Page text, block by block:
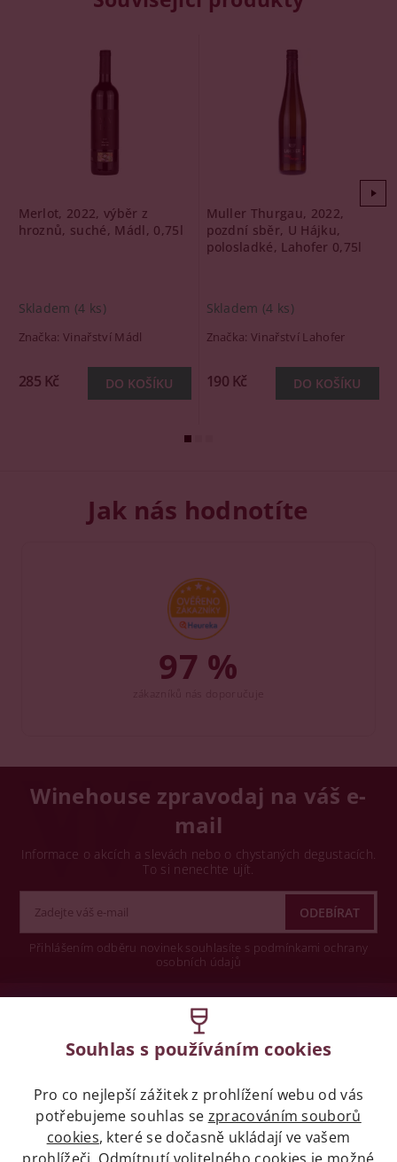
Merlot, 2022, výběr z
hroznů, suché, Mádl, 0,75l
Skladem (4 ks)
Značka:Vinařství Mádl
285 Kč
Muller Thurgau, 2022,
pozdní sběr, U Hájku,
polosladké, Lahofer 0,75l
Skladem (4 ks)
Značka:Vinařství Lahofer
190 Kč
Jak nás hodnotíte
97 %
Winehouse zpravodaj na váš e-
mail
Informace o akcích a slevách nebo o chystaných degustacích.
To si nenechte ujít.
Přihlášením odběru novinek souhlasíte s podmínkami ochrany
osobních údajů
Legislativa
Zákaz prodeje alkoholických nápojů osobám
mladších 18 let.
Souhlas s používáním cookies
Pro co nejlepší zážitek z prohlížení webu od vás
potřebujeme souhlas se zpracováním souborů
cookies, které se dočasně ukládají ve vašem